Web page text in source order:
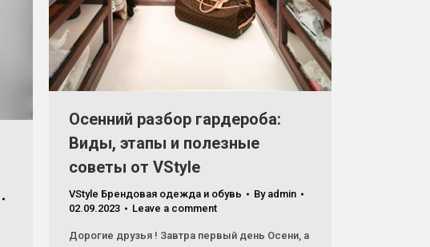
Осенний разбор гардероба:
Виды, этапы и полезные
советы от VStyle
VStyle Брендовая одежда и обувь By admin
02.09.2023
Leave a comment
Дорогие друзья ! Завтра первый день Осени, а